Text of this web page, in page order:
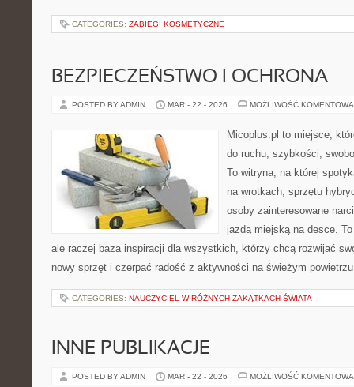
CATEGORIES: ZABIEGI KOSMETYCZNE
BEZPIECZEŃSTWO I OCHRONA
POSTED BY ADMIN MAR - 22 - 2026 MOŻLIWOŚĆ
Micoplus.pl to miejsce,
do ruchu, szybkości,
To witryna, na której
na wrotkach, sprzętu
osoby zainteresowane
jazdą miejską na desce.
ale raczej baza inspiracji dla wszystkich, którzy chcą rozwijać
nowy sprzęt i czerpać radość z aktywności na świeżym
CATEGORIES: NAUCZYCIEL W RÓŻNYCH ZAKĄTKACH ŚWIATA
INNE PUBLIKACJE
POSTED BY ADMIN MAR - 22 - 2026 MOŻLIWOŚĆ